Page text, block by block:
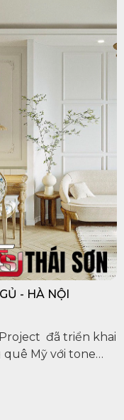
- HÀ NỘI
đã triển khai
quê Mỹ với tone
nhấn nhá mang